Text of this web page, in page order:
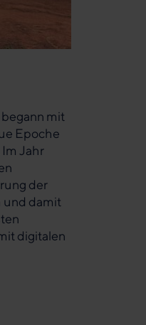
mit
Epoche
Jahr
der
und damit
digitalen